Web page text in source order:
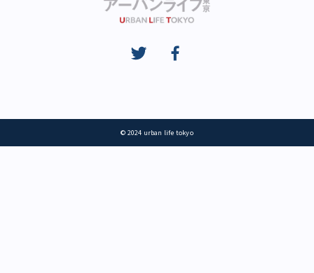
© 2024 urban life tokyo